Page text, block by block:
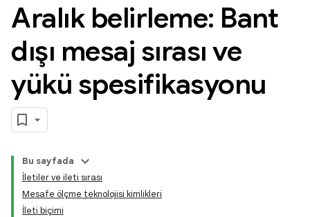
Aralık belirleme: Bant
dışı mesaj sırası ve
yükü spesifikasyonu
Bu sayfada
İletiler ve ileti sırası
Mesafe ölçme teknolojisi kimlikleri
İleti biçimi